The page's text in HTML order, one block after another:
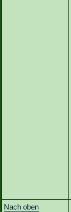
Nach oben